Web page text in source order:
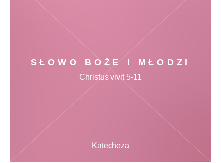
SŁOWO BOŻE I MŁODZI
Katecheza
Christus vivit 5-11